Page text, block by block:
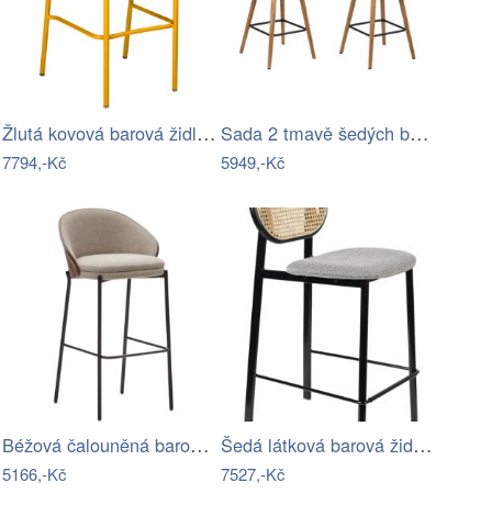
Žlutá kovová barová židle Fermob…
7794,-Kč
Sada 2 tmavě šedých barových židlí Gill…
5949,-Kč
Béžová čalouněná barová židle Kave Home…
5166,-Kč
Šedá látková barová židle ZUIVER SPIKE…
7527,-Kč